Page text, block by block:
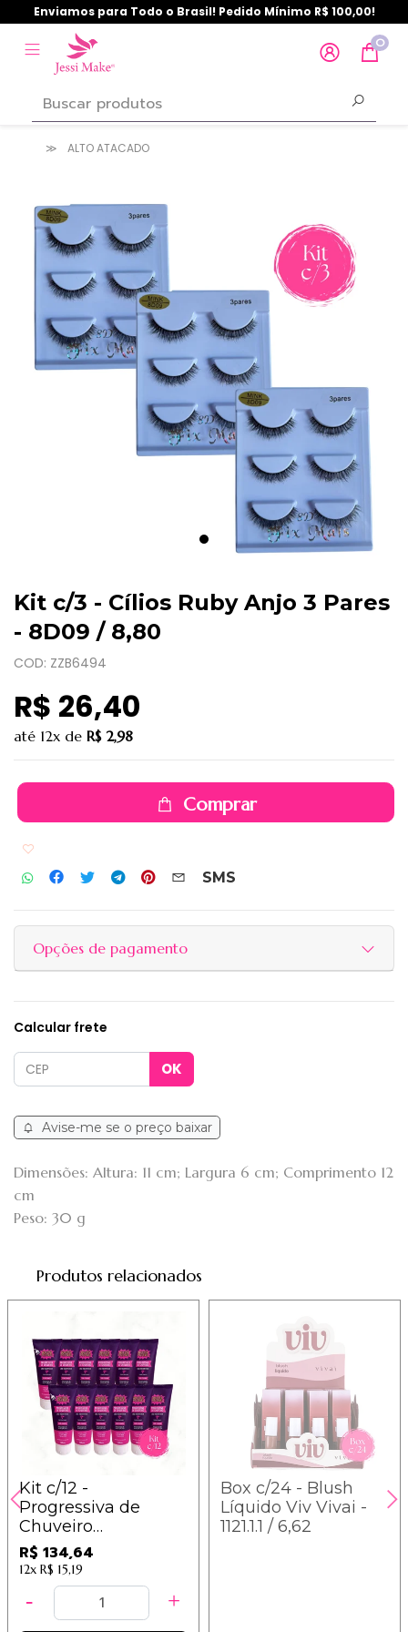
Enviamos para Todo o Brasil! Pedido Mínimo R$ 100,00!
0
ALTO ATACADO
Kit c/3 - Cílios Ruby Anjo 3 Pares
- 8D09 / 8,80
COD: ZZB6494
R$ 26,40
até 12x de R$ 2,98
Comprar
SMS
Opções de pagamento
Calcular frete
Avise-me se o preço baixar
Dimensões: Altura: 11 cm; Largura 6 cm; Comprimento 12
cm
Peso: 30 g
Produtos relacionados
Kit c/12 -
Progressiva de
Chuveiro
SuperPoderes -
PCSP001 / 11,22
R$ 134,64
12x R$ 15,19
Box c/24 - Blush
Líquido Viv Vivai -
1121.1.1 / 6,62